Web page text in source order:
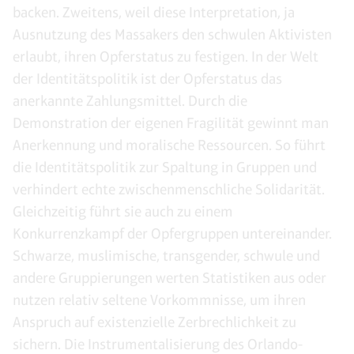
backen. Zweitens, weil diese Interpretation, ja
Ausnutzung des Massakers den schwulen Aktivisten
erlaubt, ihren Opferstatus zu festigen. In der Welt
der Identitätspolitik ist der Opferstatus das
anerkannte Zahlungsmittel. Durch die
Demonstration der eigenen Fragilität gewinnt man
Anerkennung und moralische Ressourcen. So führt
die Identitätspolitik zur Spaltung in Gruppen und
verhindert echte zwischenmenschliche Solidarität.
Gleichzeitig führt sie auch zu einem
Konkurrenzkampf der Opfergruppen untereinander.
Schwarze, muslimische, transgender, schwule und
andere Gruppierungen werten Statistiken aus oder
nutzen relativ seltene Vorkommnisse, um ihren
Anspruch auf existenzielle Zerbrechlichkeit zu
sichern. Die Instrumentalisierung des Orlando-